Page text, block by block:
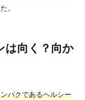
。
は向く？向か
パクであるヘルシー